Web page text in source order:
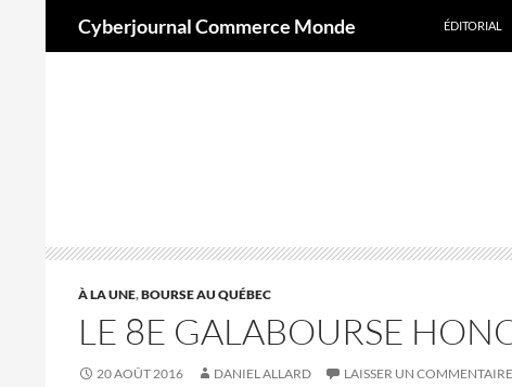
Cyberjournal Commerce Monde ÉDITORIAL
À LA UNE,BOURSE AU QUÉBEC
LE 8E GALABOURSE
20 AOÛT 2016 DANIEL ALLARD LAISSER UN COMMENTAIRE